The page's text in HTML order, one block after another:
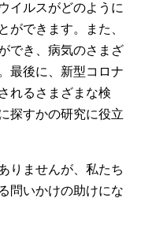
イルスがどのように
ができます。また、
でき、病気のさまざ
最後に、新型コロナ
れるさまざまな検
探すかの研究に役立
りませんが、私たち
問いかけの助けにな